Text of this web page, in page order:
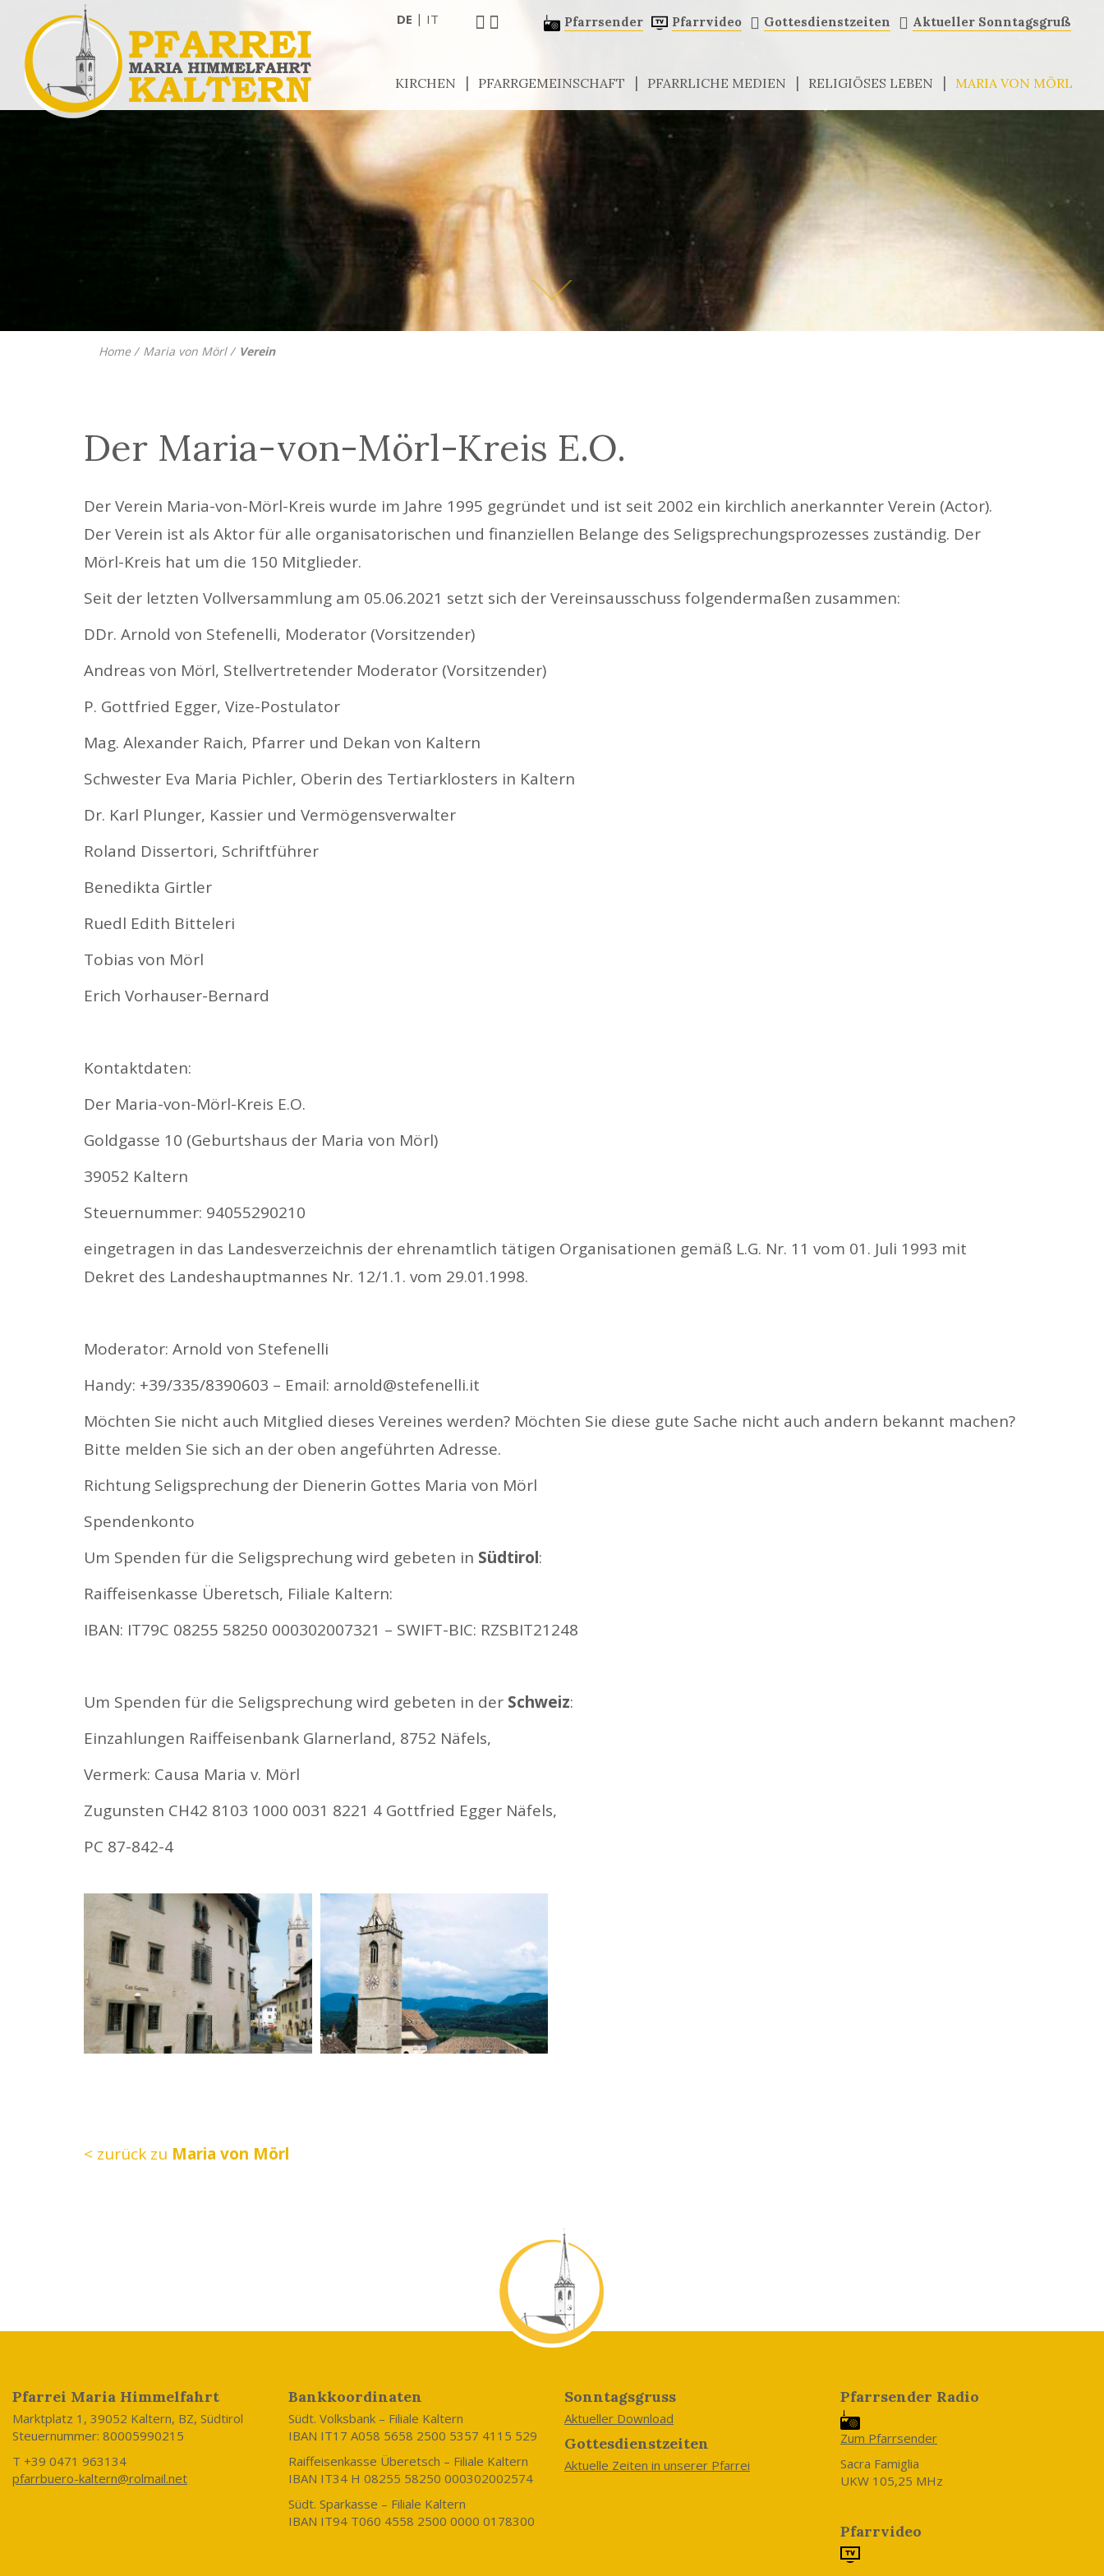
DE | IT Pfarrsender Pfarrvideo Gottesdienstzeiten Aktueller Sonntagsgruß
KIRCHEN PFARRGEMEINSCHAFT PFARRLICHE MEDIEN RELIGIÖSES LEBEN MARIA VON MÖRL
Home Maria von Mörl Verein
Der Maria-von-Mörl-Kreis E.O.
Der Verein Maria-von-Mörl-Kreis wurde im Jahre 1995 gegründet und ist seit 2002 ein kirchlich anerkannter Verein (Actor).
Der Verein ist als Aktor für alle organisatorischen und finanziellen Belange des Seligsprechungsprozesses zuständig. Der
Mörl-Kreis hat um die 150 Mitglieder.
Seit der letzten Vollversammlung am 05.06.2021 setzt sich der Vereinsausschuss folgendermaßen zusammen:
DDr. Arnold von Stefenelli, Moderator (Vorsitzender)
Andreas von Mörl, Stellvertretender Moderator (Vorsitzender)
P. Gottfried Egger, Vize-Postulator
Mag. Alexander Raich, Pfarrer und Dekan von Kaltern
Schwester Eva Maria Pichler, Oberin des Tertiarklosters in Kaltern
Dr. Karl Plunger, Kassier und Vermögensverwalter
Roland Dissertori, Schriftführer
Benedikta Girtler
Ruedl Edith Bitteleri
Tobias von Mörl
Erich Vorhauser-Bernard
Kontaktdaten:
Der Maria-von-Mörl-Kreis E.O.
Goldgasse 10 (Geburtshaus der Maria von Mörl)
39052 Kaltern
Steuernummer: 94055290210
eingetragen in das Landesverzeichnis der ehrenamtlich tätigen Organisationen gemäß L.G. Nr. 11 vom 01. Juli 1993 mit
Dekret des Landeshauptmannes Nr. 12/1.1. vom 29.01.1998.
Moderator: Arnold von Stefenelli
Handy: +39/335/8390603 – Email: arnold@stefenelli.it
Möchten Sie nicht auch Mitglied dieses Vereines werden? Möchten Sie diese gute Sache nicht auch andern bekannt machen?
Bitte melden Sie sich an der oben angeführten Adresse.
Richtung Seligsprechung der Dienerin Gottes Maria von Mörl
Spendenkonto
Um Spenden für die Seligsprechung wird gebeten in Südtirol:
Raiffeisenkasse Überetsch, Filiale Kaltern:
IBAN: IT79C 08255 58250 000302007321 – SWIFT-BIC: RZSBIT21248
Um Spenden für die Seligsprechung wird gebeten in der Schweiz:
Einzahlungen Raiffeisenbank Glarnerland, 8752 Näfels,
Vermerk: Causa Maria v. Mörl
Zugunsten CH42 8103 1000 0031 8221 4 Gottfried Egger Näfels,
PC 87-842-4
< zurück zu Maria von Mörl
Pfarrei Maria Himmelfahrt
Marktplatz 1, 39052 Kaltern, BZ, Südtirol
Steuernummer: 80005990215
T +39 0471 963134
pfarrbuero-kaltern@rolmail.net
Bankkoordinaten
Südt. Volksbank – Filiale Kaltern
IBAN IT17 A058 5658 2500 5357 4115 529
Raiffeisenkasse Überetsch – Filiale Kaltern
IBAN IT34 H 08255 58250 000302002574
Südt. Sparkasse – Filiale Kaltern
IBAN IT94 T060 4558 2500 0000 0178300
Sonntagsgruss
Aktueller Download
Gottesdienstzeiten
Aktuelle Zeiten in unserer Pfarrei
Pfarrsender Radio
Zum Pfarrsender
Sacra Famiglia
UKW 105,25 MHz
Pfarrvideo